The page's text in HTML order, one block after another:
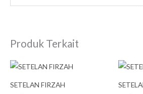
Produk Terkait
SETELAN FIRZAH